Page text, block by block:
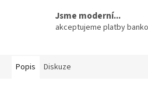
Jsme moderní...
akceptujeme platby
Popis Diskuze